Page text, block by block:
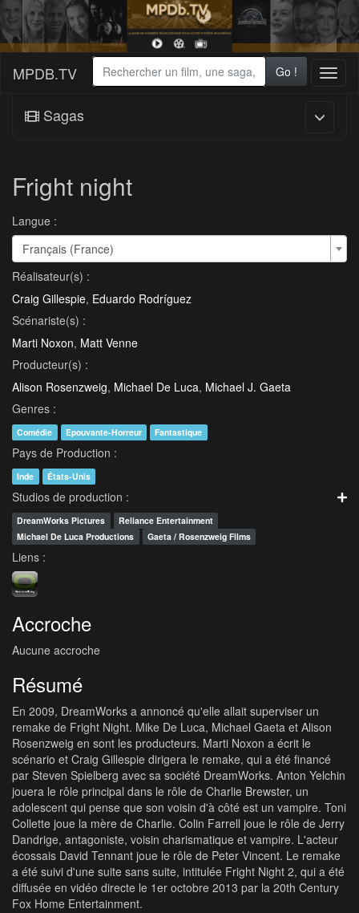
MPDB.TV Go !
Sagas
Fright night
Langue :
Français (France)
Réalisateur(s) :
Craig Gillespie, Eduardo Rodríguez
Scénariste(s) :
Marti Noxon, Matt Venne
Producteur(s) :
Alison Rosenzweig, Michael De Luca, Michael J. Gaeta
Genres :
Comédie Epouvante-Horreur Fantastique
Pays de Production :
Inde États-Unis
Studios de production :
DreamWorks Pictures
Reliance Entertainment
Michael De Luca Productions
Gaeta / Rosenzweig Films
Liens :
Accroche
Aucune accroche
Résumé
En 2009, DreamWorks a annoncé qu'elle allait superviser un
remake de Fright Night. Mike De Luca, Michael Gaeta et Alison
Rosenzweig en sont les producteurs. Marti Noxon a écrit le
scénario et Craig Gillespie dirigera le remake, qui a été financé
par Steven Spielberg avec sa société DreamWorks. Anton Yelchin
jouera le rôle principal dans le rôle de Charlie Brewster, un
adolescent qui pense que son voisin d'à côté est un vampire. Toni
Collette joue la mère de Charlie. Colin Farrell joue le rôle de Jerry
Dandrige, antagoniste, voisin charismatique et vampire. L'acteur
écossais David Tennant joue le rôle de Peter Vincent. Le remake
a été suivi d'une suite sans suite, intitulée Fright Night 2, qui a été
diffusée en vidéo directe le 1er octobre 2013 par la 20th Century
Fox Home Entertainment.